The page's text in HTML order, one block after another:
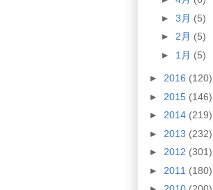
► 3月 (5)
► 2月 (5)
► 1月 (5)
► 2016 (120)
► 2015 (146)
► 2014 (219)
► 2013 (232)
► 2012 (301)
► 2011 (180)